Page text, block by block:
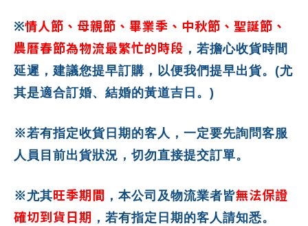
※情人節、母親節、畢業季、中秋節、聖誕節、
農曆春節為物流最繁忙的時段 ，若擔心收貨時間
延遲，建議您提早訂購，以便我們提早出貨。(尤
其是適合訂婚、結婚的黃道吉日。)
※若有指定收貨日期的客人，一定要先詢問客服
人員目前出貨狀況，切勿直接提交訂單。
※尤其旺季期間 ，本公司及物流業者皆無法保證
確切到貨日期 ，若有指定日期的客人請知悉。